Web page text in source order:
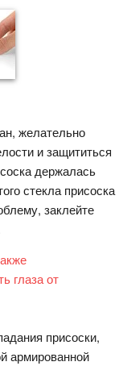
желательно
и защититься
держалась
стекла присоска
заклейте
глаза от
присоски,
армированной